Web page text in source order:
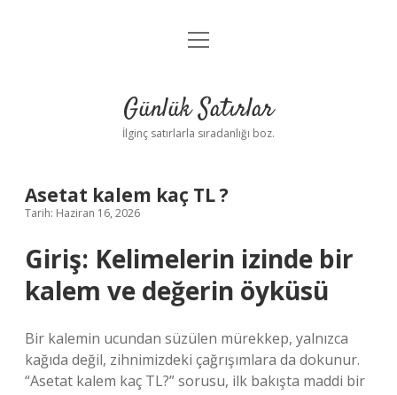
Anasayfa
Yasal Uyarı
menüyü
Günlük Satırlar
İlginç satırlarla sıradanlığı boz.
Asetat kalem kaç TL ?
Tarih: Haziran 16, 2026
Giriş: Kelimelerin izinde bir
kalem ve değerin öyküsü
Bir kalemin ucundan süzülen mürekkep, yalnızca
kağıda değil, zihnimizdeki çağrışımlara da dokunur.
“Asetat kalem kaç TL?” sorusu, ilk bakışta maddi bir